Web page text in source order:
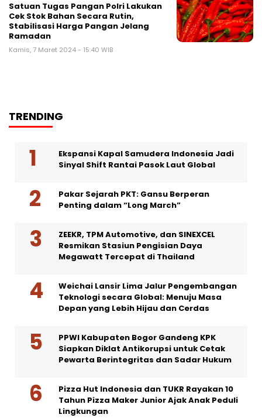
Satuan Tugas Pangan Polri Lakukan
Cek Stok Bahan Secara Rutin,
Stabilisasi Harga Pangan Jelang
Ramadan
Kamis, 7 Maret 2024 - 15:40 WIB
TRENDING
Ekspansi Kapal Samudera Indonesia Jadi
Sinyal Shift Rantai Pasok Laut Global
Pakar Sejarah PKT: Gansu Berperan
Penting dalam “Long March”
ZEEKR, TPM Automotive, dan SINEXCEL
Resmikan Stasiun Pengisian Daya
Megawatt Tercepat di Thailand
Weichai Lansir Lima Jalur Pengembangan
Teknologi secara Global: Menuju Masa
Depan yang Lebih Hijau dan Cerdas
PPWI Kabupaten Bogor Gandeng KPK
Siapkan Diklat Antikorupsi untuk Cetak
Pewarta Berintegritas dan Sadar Hukum
Pizza Hut Indonesia dan TUKR Rayakan 10
Tahun Pizza Maker Junior Ajak Anak Peduli
Lingkungan